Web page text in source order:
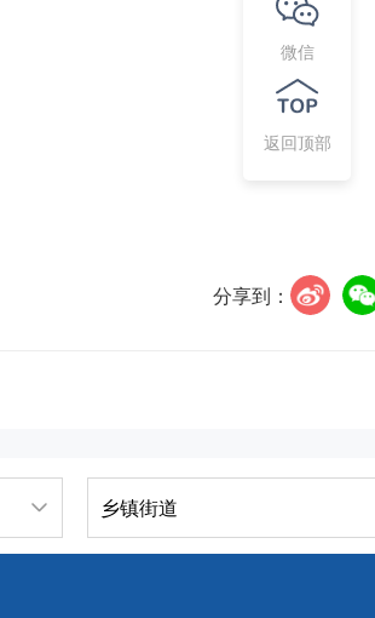
分享到：
微信
返回顶部
乡镇街道